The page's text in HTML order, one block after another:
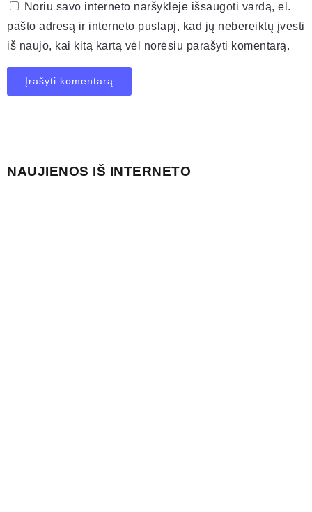
Noriu savo interneto naršyklėje išsaugoti vardą, el.
pašto adresą ir interneto puslapį, kad jų nebereiktų įvesti
iš naujo, kai kitą kartą vėl norėsiu parašyti komentarą.
NAUJIENOS IŠ INTERNETO